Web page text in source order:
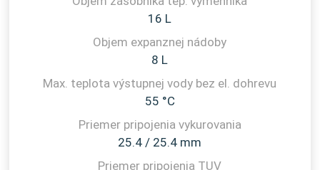
16 L
8 L
55 °C
25.4 / 25.4 mm